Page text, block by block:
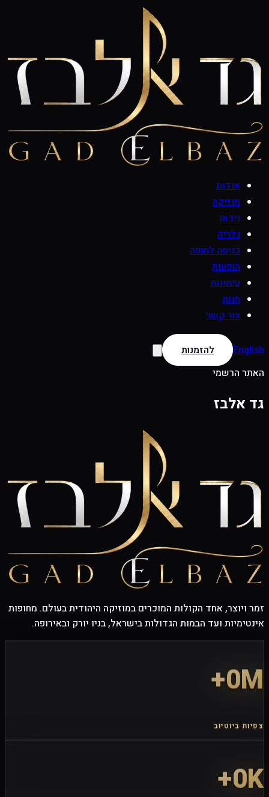
אודות
מוזיקה
וידאו
גלריה
כניסה לחופה
הופעות
עיתונות
חנות
צור קשר
English להזמנות
האתר הרשמי
גד אלבז
זמר ויוצר, אחד הקולות המוכרים במוזיקה היהודית בעולם. מחופות
אינטימיות ועד הבמות הגדולות בישראל, בניו יורק ובאירופה.
0M+
0K+